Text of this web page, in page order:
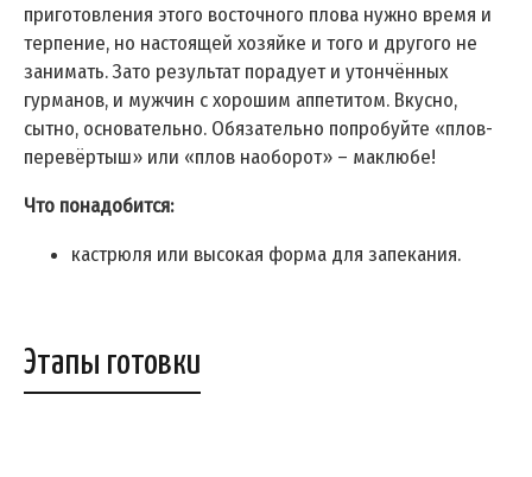
приготовления этого восточного плова нужно время и
терпение, но настоящей хозяйке и того и другого не
занимать. Зато результат порадует и утончённых
гурманов, и мужчин с хорошим аппетитом. Вкусно,
сытно, основательно. Обязательно попробуйте «плов-
перевёртыш» или «плов наоборот» – маклюбе!
Что понадобится:
кастрюля или высокая форма для запекания.
Этапы готовки